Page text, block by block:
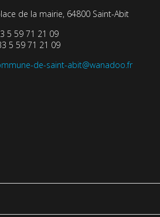
de la mairie, 64800 Saint-Abit
5 59 71 21 09
5 59 71 21 09
de-saint-abit@wanadoo.fr